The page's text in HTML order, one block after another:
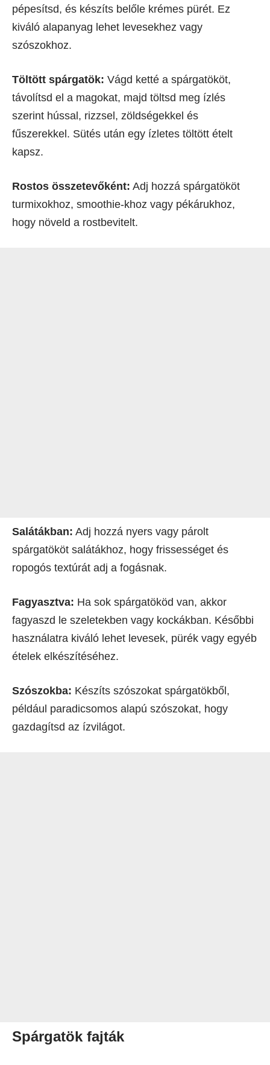
pépesítsd, és készíts belőle krémes pürét. Ez
kiváló alapanyag lehet levesekhez vagy
szószokhoz.
Töltött spárgatök: Vágd ketté a spárgatököt,
távolítsd el a magokat, majd töltsd meg ízlés
szerint hússal, rizzsel, zöldségekkel és
fűszerekkel. Sütés után egy ízletes töltött ételt
kapsz.
Rostos összetevőként: Adj hozzá spárgatököt
turmixokhoz, smoothie-khoz vagy pékárukhoz,
hogy növeld a rostbevitelt.
Salátákban: Adj hozzá nyers vagy párolt
spárgatököt salátákhoz, hogy frissességet és
ropogós textúrát adj a fogásnak.
Fagyasztva: Ha sok spárgatököd van, akkor
fagyaszd le szeletekben vagy kockákban. Későbbi
használatra kiváló lehet levesek, pürék vagy egyéb
ételek elkészítéséhez.
Szószokba: Készíts szószokat spárgatökből,
például paradicsomos alapú szószokat, hogy
gazdagítsd az ízvilágot.
Spárgatök fajták